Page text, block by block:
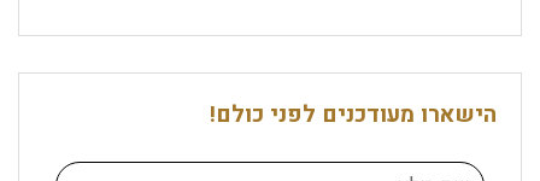
הישארו מעודכנים לפני כולם!